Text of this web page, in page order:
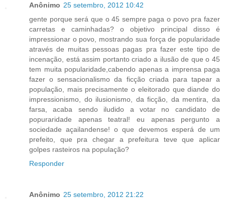
Anônimo 25 setembro, 2012 10:42
gente porque será que o 45 sempre paga o povo pra fazer
carretas e caminhadas? o objetivo principal disso é
impressionar o povo, mostrando sua força de popularidade
através de muitas pessoas pagas pra fazer este tipo de
incenação, está assim portanto criado a ilusão de que o 45
tem muita popularidade,cabendo apenas a imprensa paga
fazer o sensacionalismo da ficção criada para tapear a
população, mais precisamente o eleitorado que diande do
impressionismo, do ilusionismo, da ficção, da mentira, da
farsa, acaba sendo iludido a votar no candidato de
popuraridade apenas teatral! eu apenas pergunto a
sociedade açailandense! o que devemos esperá de um
prefeito, que pra chegar a prefeitura teve que aplicar
golpes rasteiros na população?
Responder
Anônimo 25 setembro, 2012 21:22